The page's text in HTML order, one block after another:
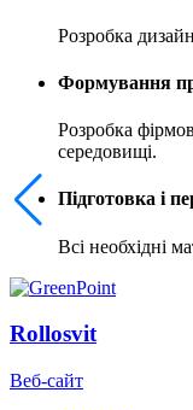
Розробка
Формування
Розробка
середовищі.
Підготовка і
Всі необхідні
Rollosvit
Веб-сайт